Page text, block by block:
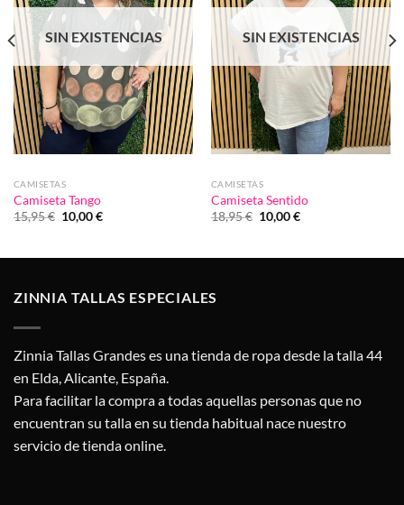
SIN EXISTENCIAS
CAMISETAS
Camiseta Tango
15,95€ El
precio
15,95 €.
10,00€El
10,00 €.
SIN EXISTENCIAS
CAMISETAS
Camiseta Sentido
18,95€ El
precio
18,95 €.
10,00€El
10,00 €.
ZINNIA TALLAS ESPECIALES
Zinnia Tallas Grandes es una tienda de ropa desde la talla 44
en Elda, Alicante, España.
Para facilitar la compra a todas aquellas personas que no
encuentran su talla en su tienda habitual nace nuestro
servicio de tienda online.